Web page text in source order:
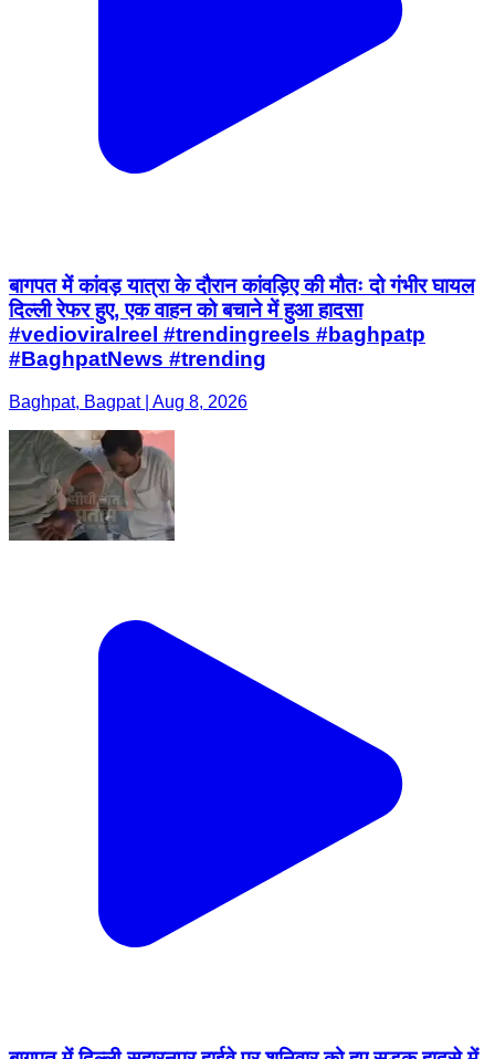
बागपत में कांवड़ यात्रा के दौरान कांवड़िए की मौतः दो गंभीर घायल
दिल्ली रेफर हुए, एक वाहन को बचाने में हुआ हादसा
#vedioviralreel #trendingreels #baghpatp
#BaghpatNews #trending
Baghpat, Bagpat | Aug 8, 2026